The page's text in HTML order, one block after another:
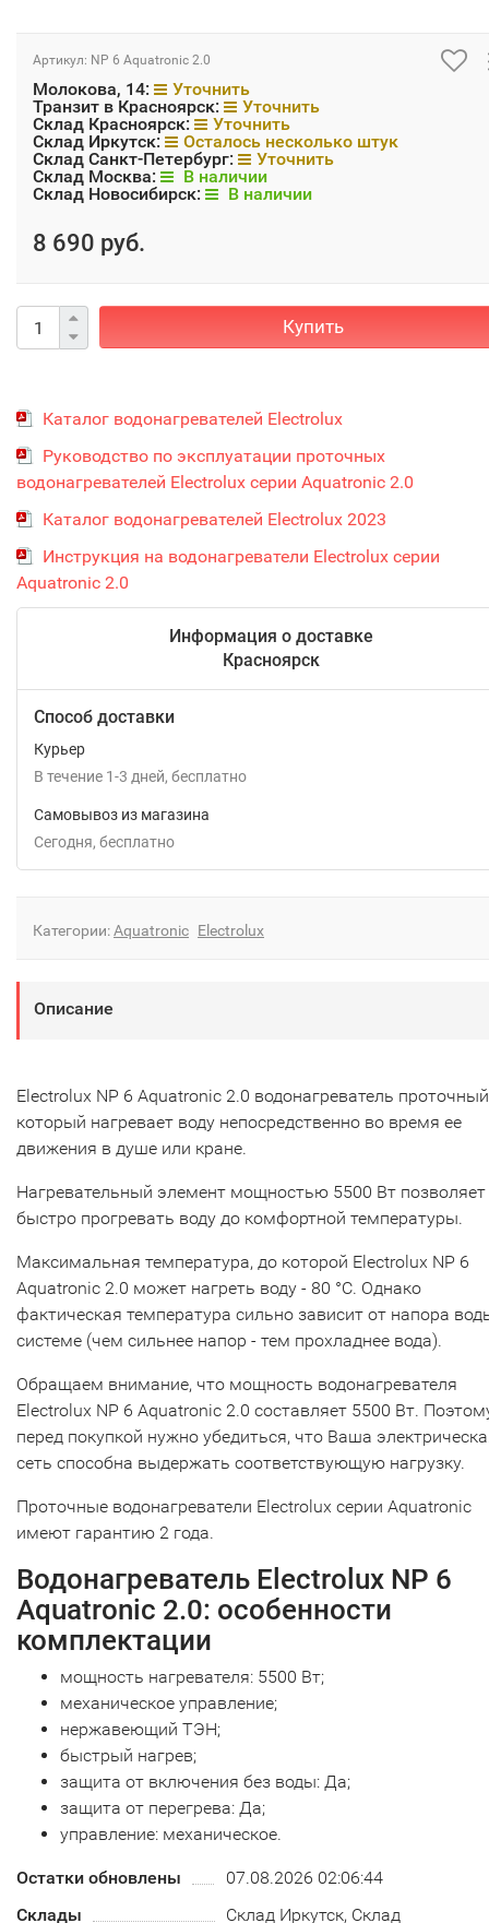
Артикул: NP 6 Aquatronic 2.0
Молокова, 14:
Уточнить
Транзит в Красноярск:
Уточнить
Склад Красноярск:
Уточнить
Склад Иркутск:
Осталось несколько штук
Склад Санкт-Петербург:
Уточнить
Склад Москва:
В наличии
Склад Новосибирск:
В наличии
8 690 руб.
Купить
Каталог водонагревателей Electrolux
Руководство по эксплуатации проточных
водонагревателей Electrolux серии Aquatronic 2.0
Каталог водонагревателей Electrolux 2023
Инструкция на водонагреватели Electrolux серии
Aquatronic 2.0
Информация о доставке
Красноярск
Способ доставки
Курьер
В течение 1-3 дней Бесплатно
Самовывоз из магазина
Сегодня
Бесплатно
Категории:Aquatronic Electrolux
Описание
Electrolux NP 6 Aquatronic 2.0 водонагреватель
который нагревает воду непосредственно во время ее
движения в душе или кране.
Нагревательный элемент мощностью 5500 Вт позволяет
быстро прогревать воду до комфортной температуры.
Максимальная температура, до которой Electrolux NP 6
Aquatronic 2.0 может нагреть воду - 80 °С. Однако
фактическая температура сильно зависит от напора
системе (чем сильнее напор - тем прохладнее вода).
Обращаем внимание, что мощность водонагревателя
Electrolux NP 6 Aquatronic 2.0 составляет 5500 Вт.
перед покупкой нужно убедиться, что Ваша
сеть способна выдержать соответствующую нагрузку.
Проточные водонагреватели Electrolux серии Aquatronic
имеют гарантию 2 года.
Водонагреватель Electrolux NP 6
Aquatronic 2.0: особенности
комплектации
мощность нагревателя: 5500 Вт;
механическое управление;
нержавеющий ТЭН;
быстрый нагрев;
защита от включения без воды: Да;
защита от перегрева: Да;
управление: механическое.
Остатки обновлены
07.08.2026 02:06:44
Склады
Склад Иркутск, Склад